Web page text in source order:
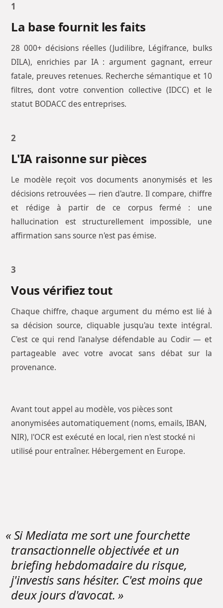
1
La base fournit les faits
28 000+ décisions réelles (Judilibre, Légifrance, bulks
DILA), enrichies par IA : argument gagnant, erreur
fatale, preuves retenues. Recherche sémantique et 10
filtres, dont votre convention collective (IDCC) et le
statut BODACC des entreprises.
2
L'IA raisonne sur pièces
Le modèle reçoit vos documents anonymisés et les
décisions retrouvées — rien d'autre. Il compare, chiffre
et rédige à partir de ce corpus fermé : une
hallucination est structurellement impossible, une
affirmation sans source n'est pas émise.
3
Vous vérifiez tout
Chaque chiffre, chaque argument du mémo est lié à
sa décision source, cliquable jusqu'au texte intégral.
C'est ce qui rend l'analyse défendable au Codir — et
partageable avec votre avocat sans débat sur la
provenance.
Avant tout appel au modèle, vos pièces sont
anonymisées automatiquement (noms, emails, IBAN,
NIR), l'OCR est exécuté en local, rien n'est stocké ni
utilisé pour entraîner. Hébergement en Europe.
« Si Mediata me sort une fourchette
transactionnelle objectivée et un
briefing hebdomadaire du risque,
j'investis sans hésiter. C'est moins que
deux jours d'avocat. »